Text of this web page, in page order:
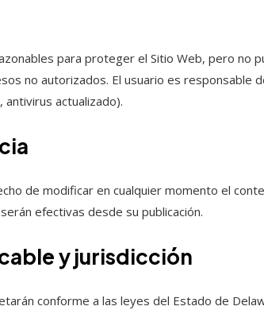
para proteger el Sitio Web, pero no
no autorizados. El usuario es responsable
actualizado).
de modificar en cualquier momento el
efectivas desde su publicación.
y jurisdicción
conforme a las leyes del Estado de